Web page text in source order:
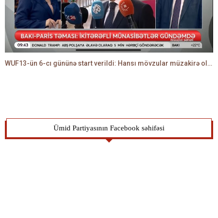
WUF13-ün 6-cı gününə start verildi: Hansı mövzular müzakirə olunacaq? -TALEH ƏLİYEV danışır
Ümid Partiyasının Facebook səhifəsi